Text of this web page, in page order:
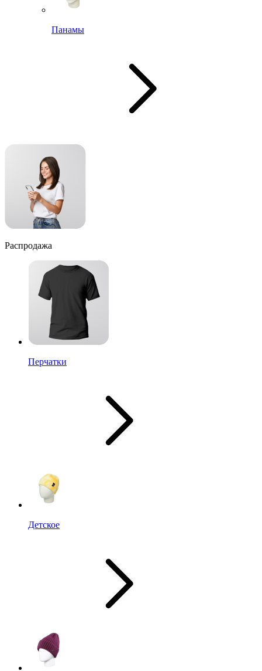
Панамы
Распродажа
Перчатки
Детское